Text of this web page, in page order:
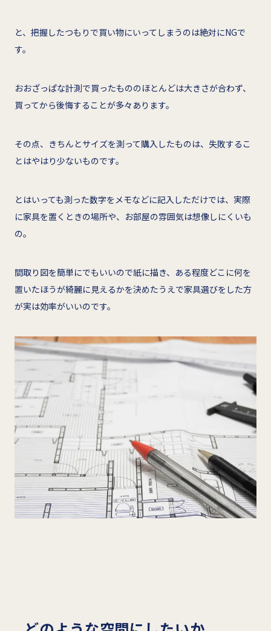
と、把握したつもりで買い物にいってしまうのは絶対にNGで
す。
おおざっぱな計測で買ったもののほとんどは大きさが合わず、
買ってから後悔することが多々あります。
その点、きちんとサイズを測って購入したものは、失敗するこ
とはやはり少ないものです。
とはいっても測った数字をメモなどに記入しただけでは、実際
に家具を置くときの場所や、お部屋の雰囲気は想像しにくいも
の。
間取り図を簡単にでもいいので紙に描き、ある程度どこに何を
置いたほうが綺麗に見えるかを決めたうえで家具選びをした方
が実は効率がいいのです。